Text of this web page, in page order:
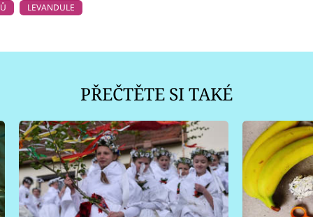
LEVANDULE
PŘEČTĚTE SI TAKÉ